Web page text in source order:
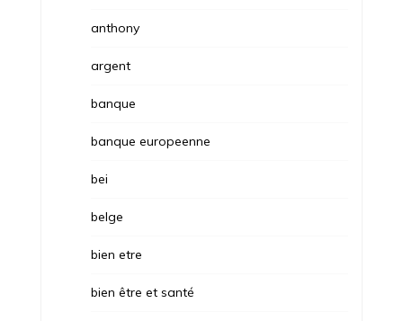
anthony
argent
banque
banque europeenne
bei
belge
bien etre
bien être et santé